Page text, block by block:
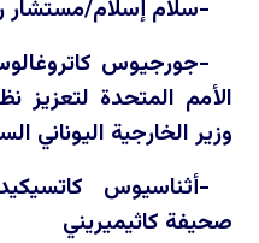
-سلام إسلام/مستشار
-جورجيوس
الأمم المتحدة لتعزيز
وزير الخارجية اليوناني
-أثناسيوس
صحيفة كاثيميريني